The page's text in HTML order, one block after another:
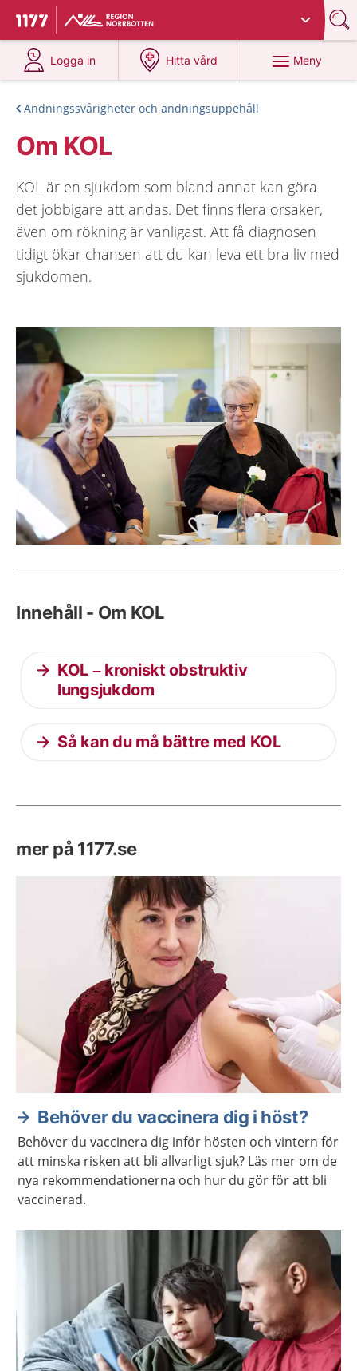
Till startsidan för 1177
Du har valt region
Logga in
på 1177.se
Hitta vård
på 1177.se
Meny
Andningssvårigheter och andningsuppehåll
Om KOL
KOL är en sjukdom som bland annat kan göra
det jobbigare att andas. Det finns flera orsaker,
även om rökning är vanligast. Att få diagnosen
tidigt ökar chansen att du kan leva ett bra liv med
sjukdomen.
Innehåll - Om KOL
KOL – kroniskt obstruktiv
lungsjukdom
Så kan du må bättre med KOL
mer på 1177.se
Behöver du vaccinera dig i höst?
Behöver du vaccinera dig inför hösten och vintern för
att minska risken att bli allvarligt sjuk? Läs mer om de
nya rekommendationerna och hur du gör för att bli
vaccinerad.